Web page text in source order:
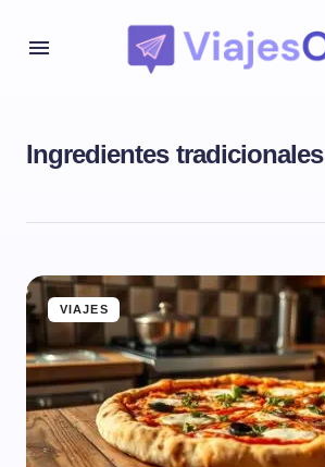
Ingredientes tradicionales
VIAJES